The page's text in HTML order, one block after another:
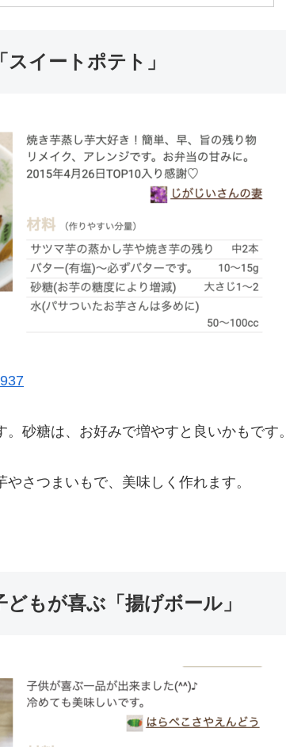
イートポテト」
砂糖は、お好みで増やすと良いかもです。
さつまいもで、美味しく作れます。
もが喜ぶ「揚げボール」